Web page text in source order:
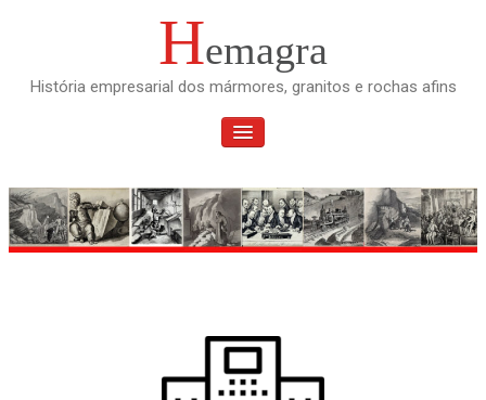
Hemagra
História empresarial dos mármores, granitos e rochas afins
TOGGLE